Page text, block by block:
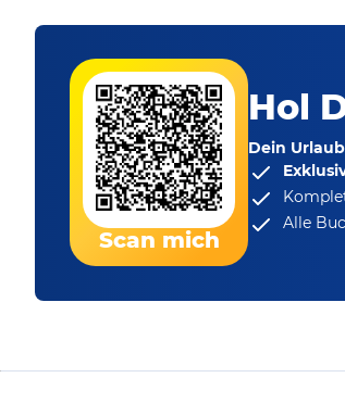
Scan mich
Hol
Dein
Alle